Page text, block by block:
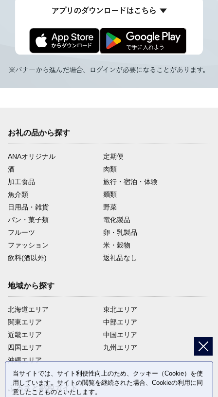
お礼の品から探す
ANAオリジナル
定期便
酒
肉類
加工食品
旅行・宿泊・体験
魚介類
麺類
日用品・雑貨
野菜
パン・菓子類
電化製品
フルーツ
卵・乳製品
ファッション
米・穀物
飲料(酒以外)
返礼品なし
地域から探す
北海道エリア
関東エリア
近畿エリア
四国エリア
沖縄エリア
東北エリア
中部エリア
中国エリア
九州エリア
ふるさと納税ガイド
当サイトでは、サイト利便性向上のため、クッキー（Cookie）を使
用しています。サイトの閲覧を継続された場合、Cookieの利用に同
意したことものといたします。